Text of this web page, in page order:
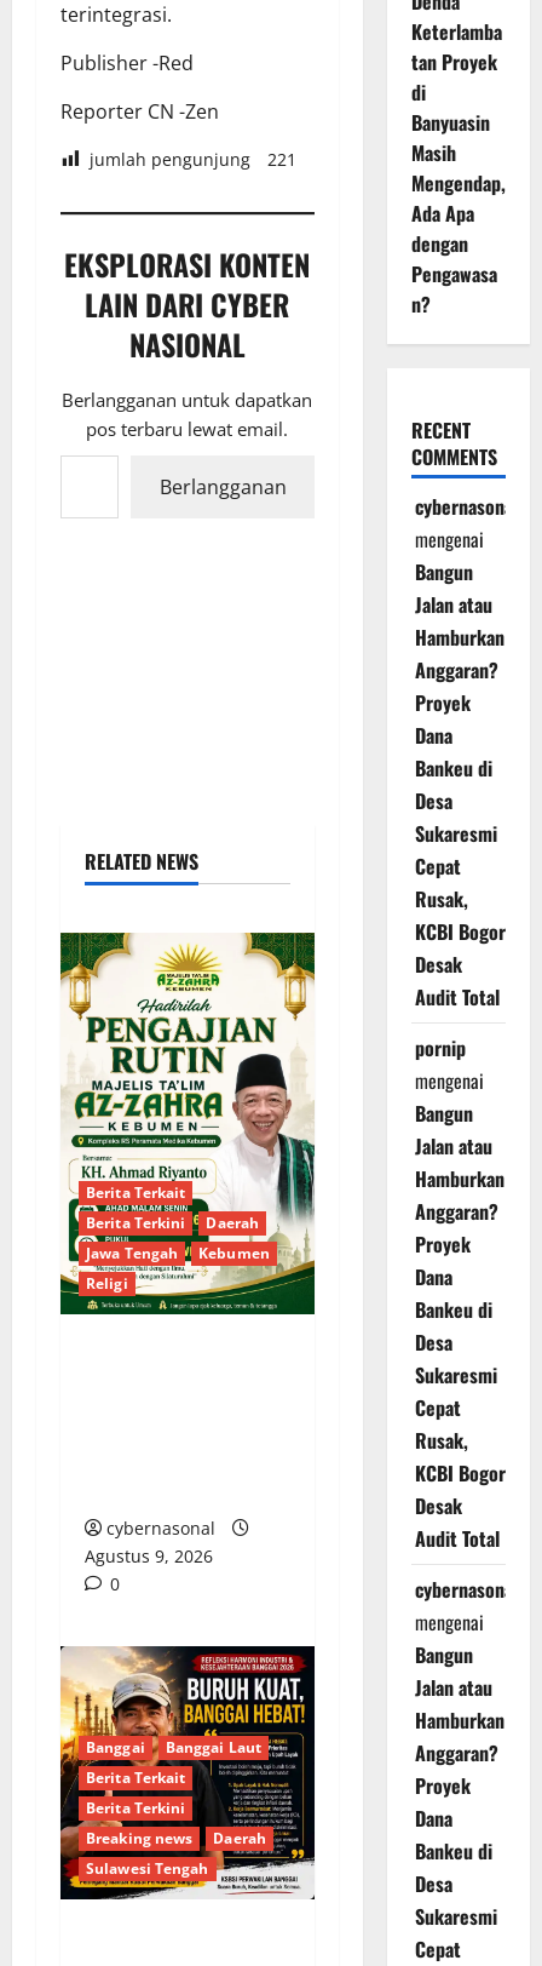
terintegrasi.
Publisher -Red
Reporter CN -Zen
jumlah pengunjung 221
EKSPLORASI KONTEN
LAIN DARI CYBER
NASIONAL
Berlangganan untuk dapatkan
pos terbaru lewat email.
Ketikkan email Anda...
Berlangganan
RELATED NEWS
Berita Terkait
Berita Terkini
Daerah
Jawa Tengah
Kebumen
Religi
cybernasonal
Agustus 9, 2026
0
Banggai
Banggai Laut
Berita Terkait
Berita Terkini
Breaking news
Daerah
Sulawesi Tengah
Keterlamba
tan Proyek
di
Banyuasin
Masih
Mengendap,
Ada Apa
dengan
Pengawasa
n?
RECENT
COMMENTS
cybernasonal
mengenai
Bangun
Jalan atau
Hamburkan
Anggaran?
Proyek
Dana
Bankeu di
Desa
Sukaresmi
Cepat
Rusak,
KCBI Bogor
Desak
Audit Total
pornip
mengenai
Bangun
Jalan atau
Hamburkan
Anggaran?
Proyek
Dana
Bankeu di
Desa
Sukaresmi
Cepat
Rusak,
KCBI Bogor
Desak
Audit Total
cybernasonal
mengenai
Bangun
Jalan atau
Hamburkan
Anggaran?
Proyek
Dana
Bankeu di
Desa
Sukaresmi
Cepat